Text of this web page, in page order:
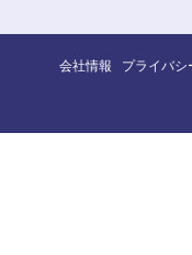
会社情報 プライバシ